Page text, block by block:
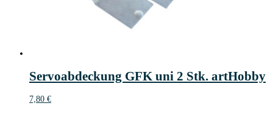
Servoabdeckung GFK uni 2 Stk. artHobby
7,80 €